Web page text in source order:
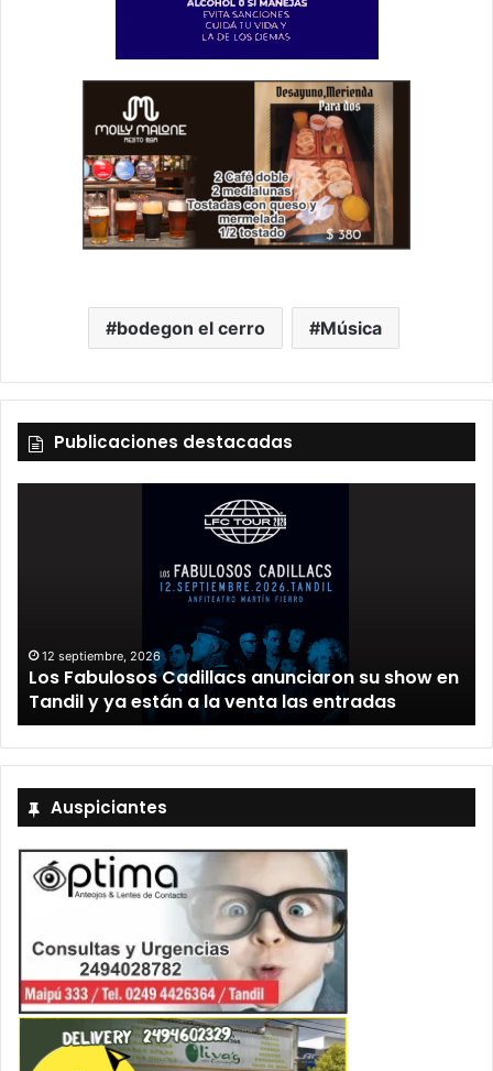
bodegon el cerro Música
Publicaciones destacadas
12 septiembre, 2026
Los Fabulosos Cadillacs anunciaron su show en
Tandil y ya están a la venta las entradas
Auspiciantes